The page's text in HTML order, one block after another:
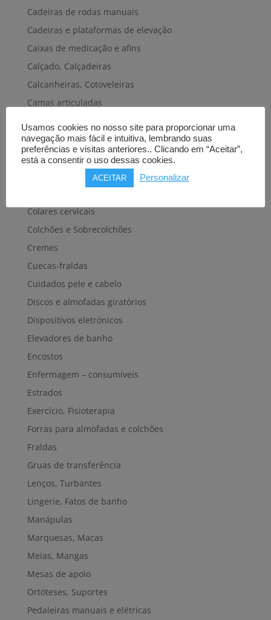
Cadeiras de rodas manuais
Cadeiras e plataformas de elevação
Caixas de medicação e afins
Calçado, Calçadeiras
Calcanheiras, Cotoveleiras
Camas articuladas
Cestas, Arneses
Cintas e Faixas
Cintos, Coletes e afins
Colares cervicais
Colchões e Sobrecolchões
Cremes
Cuecas-fraldas
Cuidados pele e cabelo
Discos e almofadas giratórios
Dispositivos eletrónicos
Elevadores de banho
Encostos
Enfermagem – consumíveis
Estrados
Exercício, Fisioterapia
Forras para almofadas e colchões
Fraldas
Gruas de transferência
Lenços, Turbantes
Lingerie, Fatos de banho
Manápulas
Marquesas, Macas
Meias, Mangas
Mesas de apoio
Ortóteses, Suportes
Pedaleiras manuais e elétricas
Usamos cookies no nosso site para proporcionar uma
navegação mais fácil e intuitiva, lembrando suas
preferências e visitas anteriores.. Clicando em “Aceitar”,
está a consentir o uso dessas cookies.
ACEITAR Personalizar